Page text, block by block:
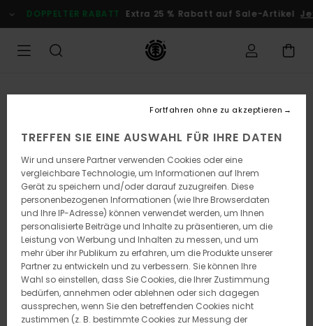
zur
Produktinformation
DOPPELTER RABATT Extra 25 % Rabatt auf Sale-Artikel
TREFFEN SIE EINE AUSWAHL FÜR IHRE DATEN
Wir und unsere Partner verwenden Cookies oder eine
vergleichbare Technologie, um Informationen auf Ihrem
Gerät zu speichern und/oder darauf zuzugreifen. Diese
personenbezogenen Informationen (wie Ihre Browserdaten
und Ihre IP-Adresse) können verwendet werden, um Ihnen
personalisierte Beiträge und Inhalte zu präsentieren, um die
Leistung von Werbung und Inhalten zu messen, und um
mehr über ihr Publikum zu erfahren, um die Produkte unserer
Partner zu entwickeln und zu verbessern. Sie können Ihre
Wahl so einstellen, dass Sie Cookies, die Ihrer Zustimmung
bedürfen, annehmen oder ablehnen oder sich dagegen
aussprechen, wenn Sie den betreffenden Cookies nicht
zustimmen (z. B. bestimmte Cookies zur Messung der
Fortfahren ohne zu akzeptieren